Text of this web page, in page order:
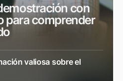
con
para comprender
valiosa sobre el